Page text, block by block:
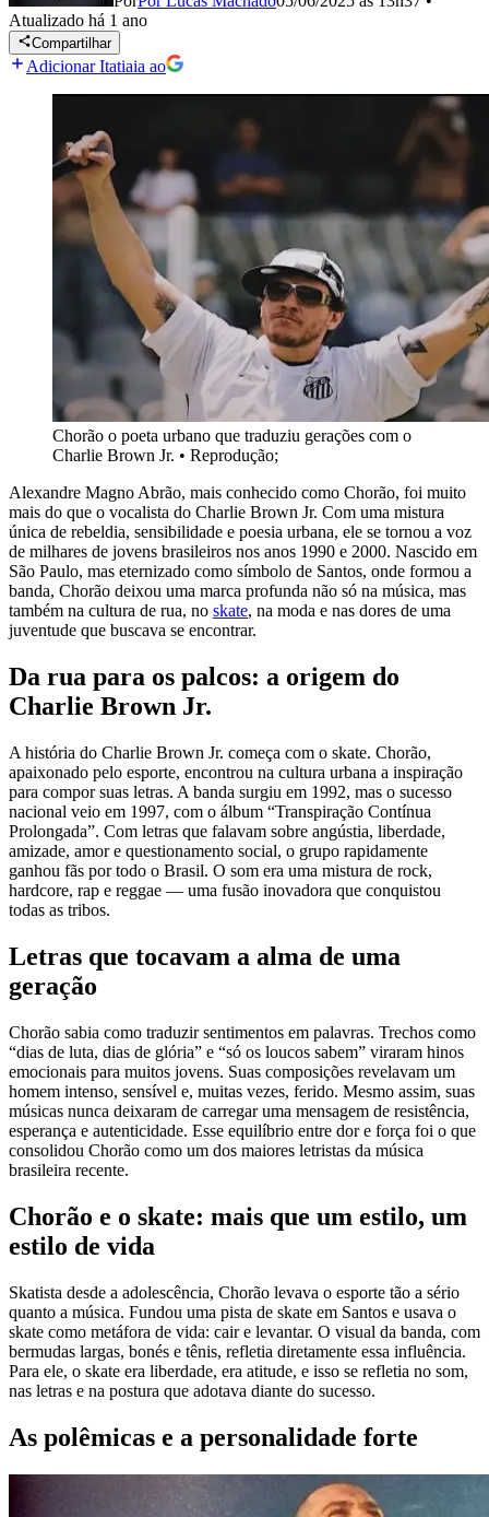
Atualizado há 1 ano
Compartilhar
Adicionar Itatiaia ao
Chorão o poeta urbano que traduziu gerações com o
Charlie Brown Jr. • Reprodução;
Alexandre Magno Abrão, mais conhecido como Chorão, foi muito
mais do que o vocalista do Charlie Brown Jr. Com uma mistura
única de rebeldia, sensibilidade e poesia urbana, ele se tornou a voz
de milhares de jovens brasileiros nos anos 1990 e 2000. Nascido em
São Paulo, mas eternizado como símbolo de Santos, onde formou a
banda, Chorão deixou uma marca profunda não só na música, mas
também na cultura de rua, no skate, na moda e nas dores de uma
juventude que buscava se encontrar.
Da rua para os palcos: a origem do
Charlie Brown Jr.
A história do Charlie Brown Jr. começa com o skate. Chorão,
apaixonado pelo esporte, encontrou na cultura urbana a inspiração
para compor suas letras. A banda surgiu em 1992, mas o sucesso
nacional veio em 1997, com o álbum “Transpiração Contínua
Prolongada”. Com letras que falavam sobre angústia, liberdade,
amizade, amor e questionamento social, o grupo rapidamente
ganhou fãs por todo o Brasil. O som era uma mistura de rock,
hardcore, rap e reggae — uma fusão inovadora que conquistou
todas as tribos.
Letras que tocavam a alma de uma
geração
Chorão sabia como traduzir sentimentos em palavras. Trechos como
“dias de luta, dias de glória” e “só os loucos sabem” viraram hinos
emocionais para muitos jovens. Suas composições revelavam um
homem intenso, sensível e, muitas vezes, ferido. Mesmo assim, suas
músicas nunca deixaram de carregar uma mensagem de resistência,
esperança e autenticidade. Esse equilíbrio entre dor e força foi o que
consolidou Chorão como um dos maiores letristas da música
brasileira recente.
Chorão e o skate: mais que um estilo, um
estilo de vida
Skatista desde a adolescência, Chorão levava o esporte tão a sério
quanto a música. Fundou uma pista de skate em Santos e usava o
skate como metáfora de vida: cair e levantar. O visual da banda, com
bermudas largas, bonés e tênis, refletia diretamente essa influência.
Para ele, o skate era liberdade, era atitude, e isso se refletia no som,
nas letras e na postura que adotava diante do sucesso.
As polêmicas e a personalidade forte